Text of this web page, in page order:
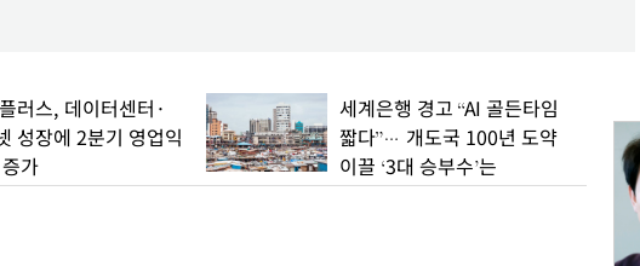
러스, 데이터센터·
성장에 2분기 영업익
가
세계은행 경고 “AI 골든타임
짧다”… 개도국 100년 도약
이끌 ‘3대 승부수’는